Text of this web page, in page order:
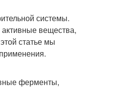
системы.
вещества,
статье мы
ферменты,